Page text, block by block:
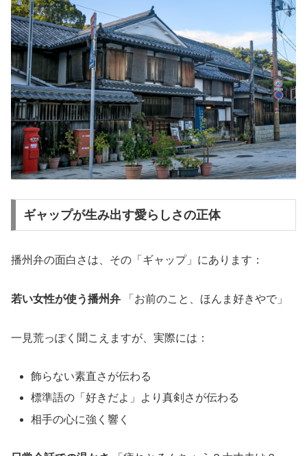
ギャップが生み出す愛らしさの正体
播州弁の面白さは、その「ギャップ」にあります：
若い女性が使う播州弁 「お前のこと、ほんま好きやで」
一見荒っぽく聞こえますが、実際には：
飾らない素直さが伝わる
標準語の「好きだよ」より真剣さが伝わる
相手の心に強く響く